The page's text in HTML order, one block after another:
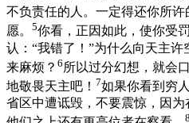
不负责任的人。一定得还你所许
愿。 5你看，正因如此，使你受
认：“我错了！”为什么向天主
来麻烦？ 6 所以过分幻想，就会
地敬畏天主吧！ 7如果你看到穷
省区中遭诋毁，不要震惊，因为
8